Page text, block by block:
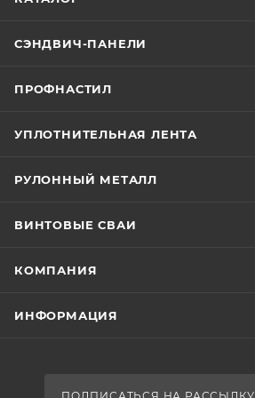
СЭНДВИЧ-ПАНЕЛИ
ПРОФНАСТИЛ
УПЛОТНИТЕЛЬНАЯ ЛЕНТА
РУЛОННЫЙ МЕТАЛЛ
ВИНТОВЫЕ СВАИ
КОМПАНИЯ
ИНФОРМАЦИЯ